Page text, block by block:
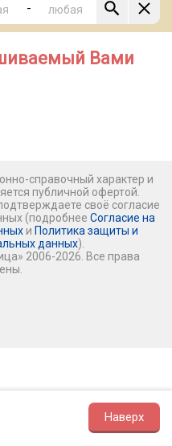
-
Наверх
Вами
справочный характер и
публичной офертой.
своё согласие
(подробнее Согласие на
и Политика защиты и
данных).
2006-2026. Все права